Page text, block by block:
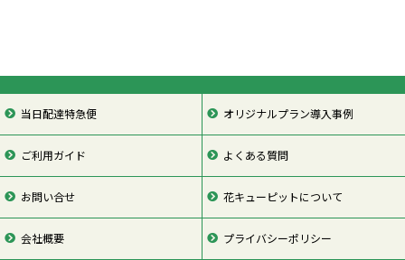
当日配達特急便 オリジナルプラン導入事例
ご利用ガイド よくある質問
お問い合せ 花キューピットについて
会社概要 プライバシーポリシー